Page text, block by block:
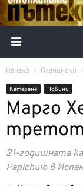
Начало Планински
Катерене Новини
Марго
21-годишната
Papichulo в